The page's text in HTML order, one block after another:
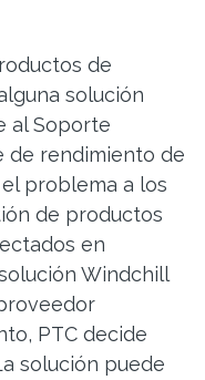
de
solución
al Soporte
de rendimiento de
problema a los
de productos
en
Windchill
PTC decide
solución puede